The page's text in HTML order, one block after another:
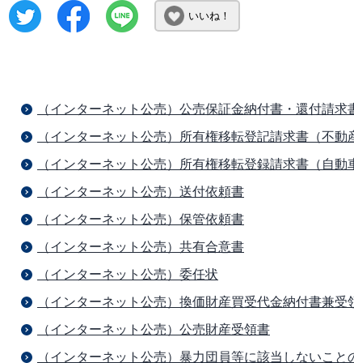
いいね！
（インターネット公売）公売保証金納付書・還付請
（インターネット公売）所有権移転登記請求書（不動
（インターネット公売）所有権移転登録請求書（自動
（インターネット公売）送付依頼書
（インターネット公売）保管依頼書
（インターネット公売）共有合意書
（インターネット公売）委任状
（インターネット公売）換価財産買受代金納付書兼受
（インターネット公売）公売財産受領書
（インターネット公売）暴力団員等に該当しないこと